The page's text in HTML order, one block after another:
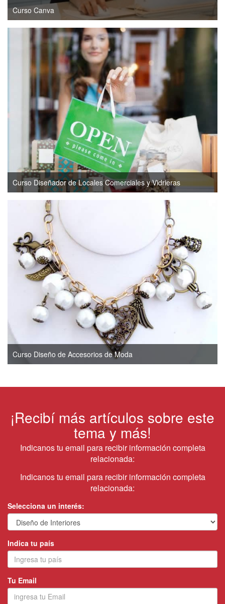
Curso Canva
Curso Diseñador de Locales Comerciales y Vidrieras
Curso Diseño de Accesorios de Moda
¡Recibí más artículos sobre este
tema y más!
Indicanos tu email para recibir información completa
relacionada:
Indicanos tu email para recibir información completa
relacionada:
Selecciona un interés:
Indica tu país
Tu Email